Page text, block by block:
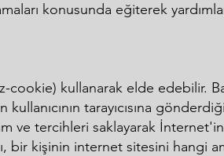
konusunda eğiterek
cookie) kullanarak elde edebilir.
tarayıcısına
ve tercihleri saklayarak İnternet'in
bir kişinin internet sitesini hangi